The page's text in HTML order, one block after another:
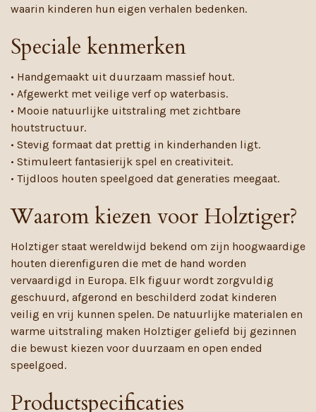
waarin kinderen hun eigen verhalen bedenken.
Speciale kenmerken
• Handgemaakt uit duurzaam massief hout.
• Afgewerkt met veilige verf op waterbasis.
• Mooie natuurlijke uitstraling met zichtbare
houtstructuur.
• Stevig formaat dat prettig in kinderhanden ligt.
• Stimuleert fantasierijk spel en creativiteit.
• Tijdloos houten speelgoed dat generaties meegaat.
Waarom kiezen voor Holztiger?
Holztiger staat wereldwijd bekend om zijn hoogwaardige
houten dierenfiguren die met de hand worden
vervaardigd in Europa. Elk figuur wordt zorgvuldig
geschuurd, afgerond en beschilderd zodat kinderen
veilig en vrij kunnen spelen. De natuurlijke materialen en
warme uitstraling maken Holztiger geliefd bij gezinnen
die bewust kiezen voor duurzaam en open ended
speelgoed.
Productspecificaties